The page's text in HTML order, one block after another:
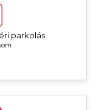
parkolás